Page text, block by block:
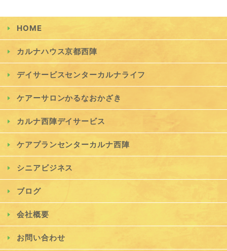
HOME
カルナハウス京都西陣
デイサービスセンターカルナライフ
ケアーサロンかるなおかざき
カルナ西陣デイサービス
ケアプランセンターカルナ西陣
シニアビジネス
ブログ
会社概要
お問い合わせ